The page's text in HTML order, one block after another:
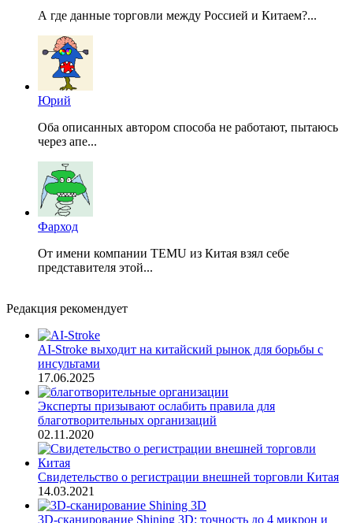
А где данные торговли между Россией и Китаем?...
Юрий
Оба описанных автором способа не работают, пытаюсь
через апе...
Фарход
От имени компании TEMU из Китая взял себе
представителя этой...
Редакция рекомендует
AI-Stroke выходит на китайский рынок для борьбы с
инсультами
17.06.2025
Эксперты призывают ослабить правила для
благотворительных организаций
02.11.2020
Свидетельство о регистрации внешней торговли Китая
14.03.2021
3D-сканирование Shining 3D: точность до 4 микрон и